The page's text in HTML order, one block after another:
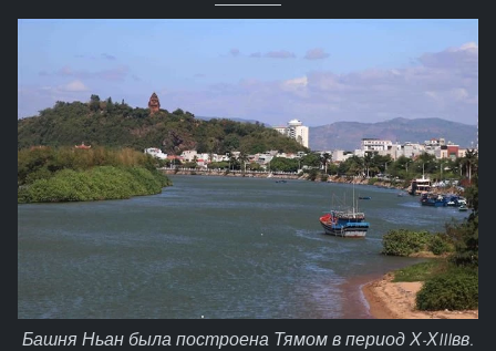
Башня Ньан была построена Тямом в период Х-ХIIIвв.